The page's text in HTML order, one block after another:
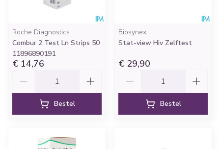
Roche Diagnostics
Combur 2 Test Ln Strips 50
11896890191
€ 14,76
Bestel
Biosynex
Stat-view Hiv Zelftest
€ 29,90
Bestel